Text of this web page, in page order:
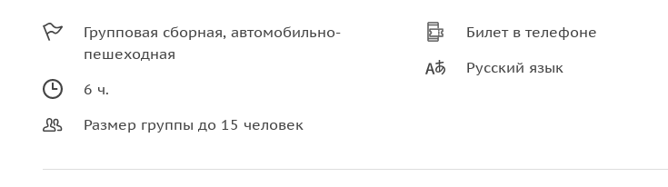
Групповая сборная, автомобильно-
пешеходная
6 ч.
Размер группы до 15 человек
Билет в телефоне
Русский язык